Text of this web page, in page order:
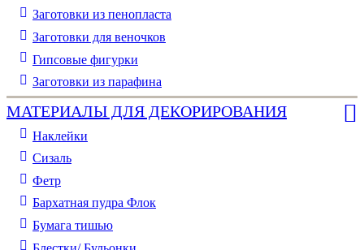
Заготовки из пенопласта
Заготовки для веночков
Гипсовые фигурки
Заготовки из парафина
МАТЕРИАЛЫ ДЛЯ ДЕКОРИРОВАНИЯ
Наклейки
Сизаль
Фетр
Бархатная пудра Флок
Бумага тишью